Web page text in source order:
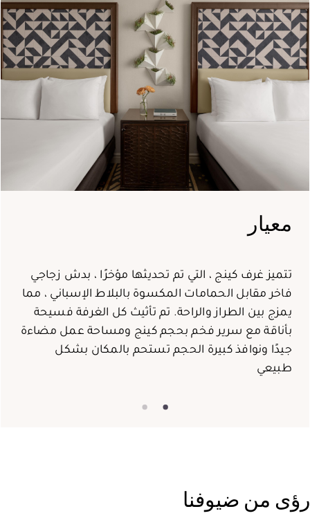
معيار
تتميز غرف كينج ، التي تم تحديثها مؤخرًا ، بدش زجاجي
فاخر مقابل الحمامات المكسوة بالبلاط الإسباني ، مما
يمزج بين الطراز والراحة. تم تأثيث كل الغرفة فسيحة
بأناقة مع سرير فخم بحجم كينج ومساحة عمل مضاءة
جيدًا ونوافذ كبيرة الحجم تستحم بالمكان بشكل
طبيعي
رؤى من ضيوفنا